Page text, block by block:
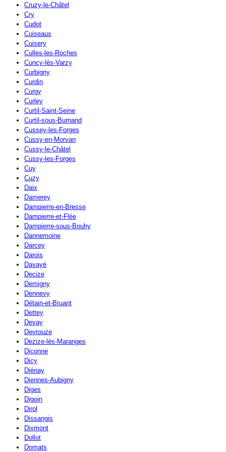
Cruzy-le-Châtel
Cry
Cudot
Cuiseaux
Cuisery
Culles-les-Roches
Cuncy-lès-Varzy
Curbigny
Curdin
Curgy
Curley
Curtil-Saint-Seine
Curtil-sous-Burnand
Cussey-les-Forges
Cussy-en-Morvan
Cussy-le-Châtel
Cussy-les-Forges
Cuy
Cuzy
Daix
Damerey
Dampierre-en-Bresse
Dampierre-et-Flée
Dampierre-sous-Bouhy
Dannemoine
Darcey
Darois
Davayé
Decize
Demigny
Dennevy
Détain-et-Bruant
Dettey
Devay
Devrouze
Dezize-lès-Maranges
Diconne
Dicy
Diénay
Diennes-Aubigny
Diges
Digoin
Dirol
Dissangis
Dixmont
Dollot
Domats